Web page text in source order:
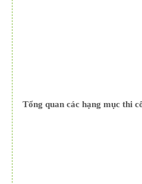
Tổng quan các hạng mục thi